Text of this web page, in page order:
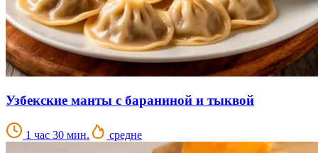
Узбекские манты с бараниной и тыквой
1 час 30 мин. средне